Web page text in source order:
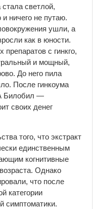
светлой,
ничего не путаю.
ушли, а
как в юности.
препаратов с гинкго,
и мощный,
До него пила
После гинкоума
Билобил —
своих денег
того, что экстракт
единственным
когнитивные
Однако
что после
категории
симптоматики.